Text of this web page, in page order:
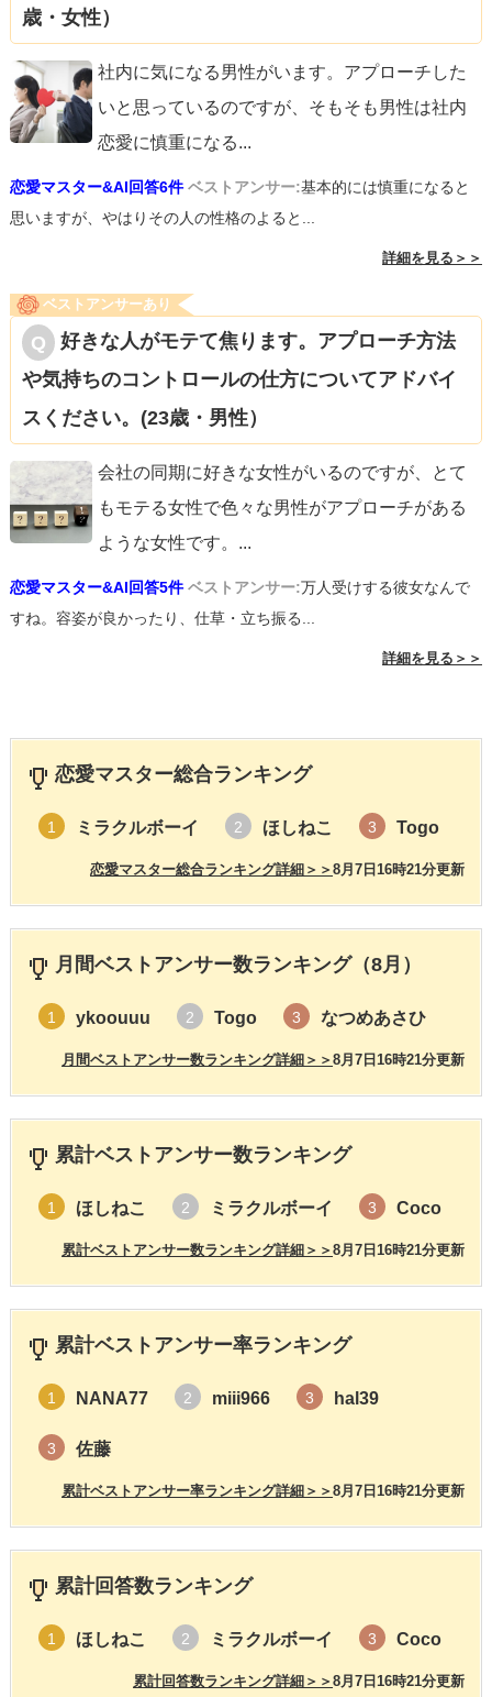
歳・女性）
社内に気になる男性がいます。アプローチした
いと思っているのですが、そもそも男性は社内
恋愛に慎重になる...
恋愛マスター&AI回答6件 ベストアンサー:基本的には慎重になると
思いますが、やはりその人の性格のよると...
詳細を見る＞＞
ベストアンサーあり
好きな人がモテて焦ります。アプローチ方法
や気持ちのコントロールの仕方についてアドバイ
スください。(23歳・男性）
会社の同期に好きな女性がいるのですが、とて
もモテる女性で色々な男性がアプローチがある
ような女性です。 ...
恋愛マスター&AI回答5件 ベストアンサー:万人受けする彼女なんで
すね。容姿が良かったり、仕草・立ち振る...
詳細を見る＞＞
恋愛マスター総合ランキング
1 ミラクルボーイ 2 ほしねこ 3 Togo
8月7日16時21分更新
恋愛マスター総合ランキング詳細＞＞
月間ベストアンサー数ランキング（8月）
1 ykoouuu 2 Togo 3 なつめあさひ
8月7日16時21分更新
月間ベストアンサー数ランキング詳細＞＞
累計ベストアンサー数ランキング
1 ほしねこ 2 ミラクルボーイ 3 Coco
8月7日16時21分更新
累計ベストアンサー数ランキング詳細＞＞
累計ベストアンサー率ランキング
1 NANA77 2 miii966 3 hal39
3 佐藤
8月7日16時21分更新
累計ベストアンサー率ランキング詳細＞＞
累計回答数ランキング
1 ほしねこ 2 ミラクルボーイ 3 Coco
8月7日16時21分更新
累計回答数ランキング詳細＞＞